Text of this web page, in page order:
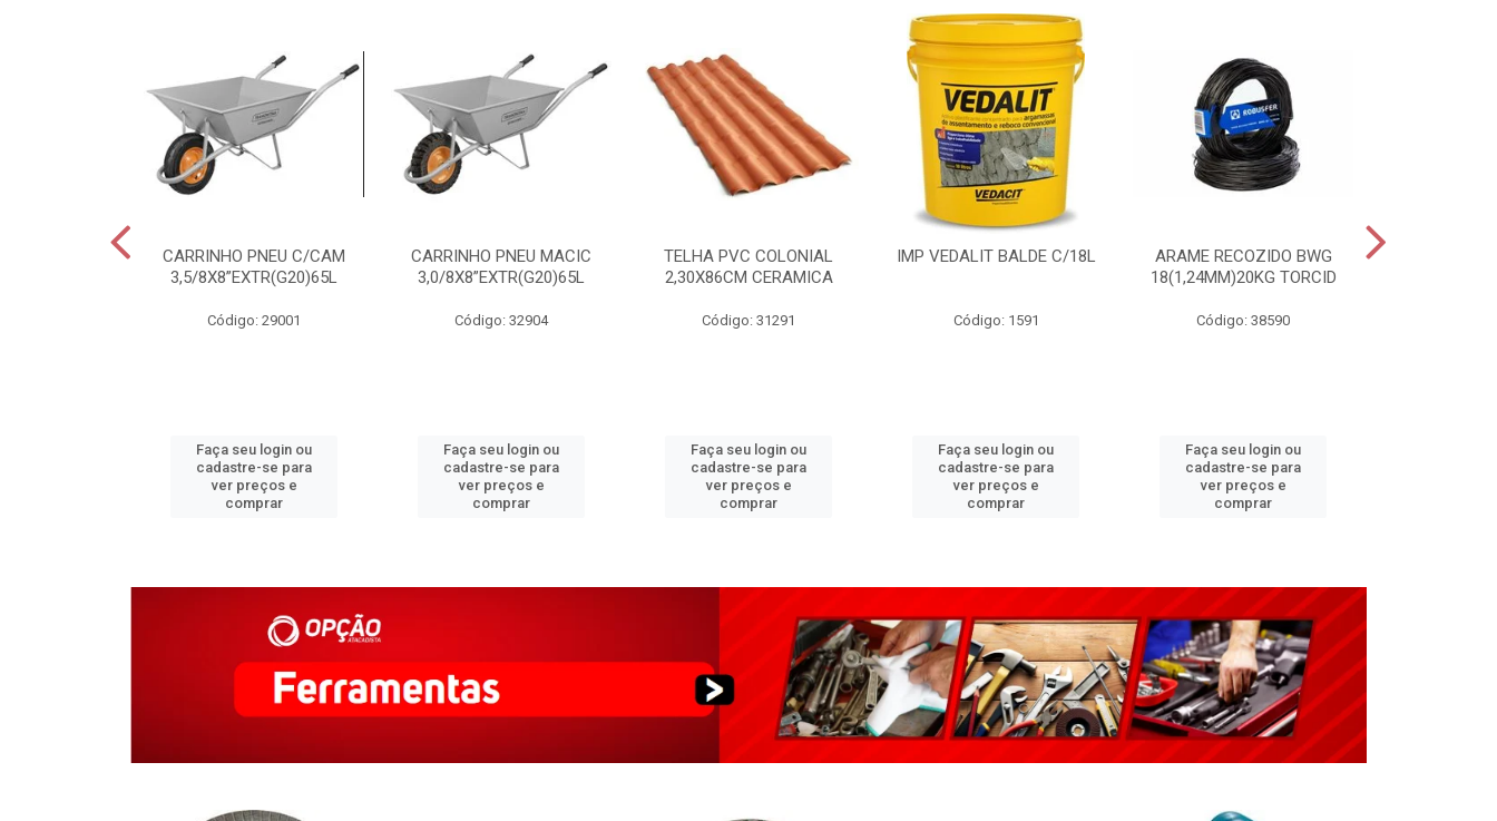
CARRINHO PNEU C/CAM
3,5/8X8”EXTR(G20)65L
Código: 29001
Faça seu login ou
cadastre-se para
ver preços e
comprar
CARRINHO PNEU MACIC
3,0/8X8”EXTR(G20)65L
Código: 32904
Faça seu login ou
cadastre-se para
ver preços e
comprar
TELHA PVC COLONIAL
2,30X86CM CERAMICA
Código: 31291
Faça seu login ou
cadastre-se para
ver preços e
comprar
IMP VEDALIT BALDE C/18L
Código: 1591
Faça seu login ou
cadastre-se para
ver preços e
comprar
ARAME RECOZIDO BWG
18(1,24MM)20KG TORCID
Código: 38590
Faça seu login ou
cadastre-se para
ver preços e
comprar